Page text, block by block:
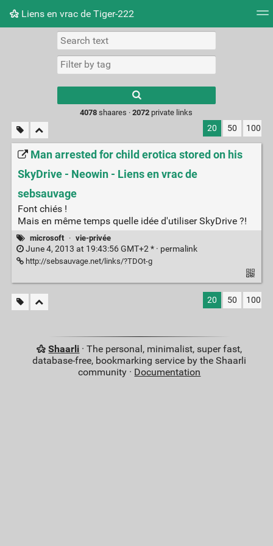
Liens en vrac de Tiger-222
Picture wall
results.
4078 shaares ·2072 private links
20 50 100
Man arrested for child erotica stored on his
SkyDrive - Neowin - Liens en vrac de
sebsauvage
Font chiés !
Mais en même temps quelle idée d'utiliser SkyDrive ?!
microsoft · vie-privée
June 4, 2013 at 19:43:56 GMT+2 * · permalink
http://sebsauvage.net/links/?TDOt-g
20 50 100
Shaarli · The personal, minimalist, super fast,
database-free, bookmarking service by the Shaarli
community · Documentation